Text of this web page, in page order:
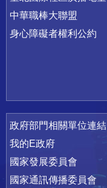
中華職棒大聯盟
身心障礙者權利公約
政府部門相關單位連結
我的E政府
國家發展委員會
國家通訊傳播委員會